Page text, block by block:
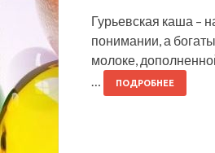
Гурьевская каша –
понимании, а
молоке,
ПОДРОБНЕЕ